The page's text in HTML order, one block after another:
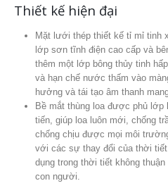
Thiết kế hiện đại
Mặt lưới thép thiết kế tỉ mỉ tinh
lớp sơn tĩnh điện cao cấp và
thêm một lớp bông thủy tinh
và hạn chế nước thấm vào
hưởng và tái tạo âm thanh
Bề mắt thùng loa được phủ lớp
tiến, giúp loa luôn mới, chống
chống chịu được mọi môi
với các sự thay đổi của thời
dụng trong thời tiết không
con người.